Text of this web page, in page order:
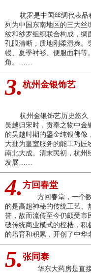
杭罗是中国丝绸代表品
列为中国东南地区的三大丝
纹和纱罗组织联合构成，绸
孔眼清晰，质地刚柔滑爽。
幔、夏季衬衫、便服面料等
角。……
3.杭州金银饰艺
杭州金银饰艺历史悠久
吴越归宋时，贡奉之物中金
的吴越时期的鎏金纯银佛像
大批为皇室服务的能工巧匠
南北大成。清末民初，杭州
发展……
4. 方回春堂
方回春堂，一个数
的是高超神秘的传统工艺、
誉，故而流传至今仍颇受市
破传统商业模式的桎梏，积
的培育和积累，开创了中
5. 张同泰
华东大药房是直接